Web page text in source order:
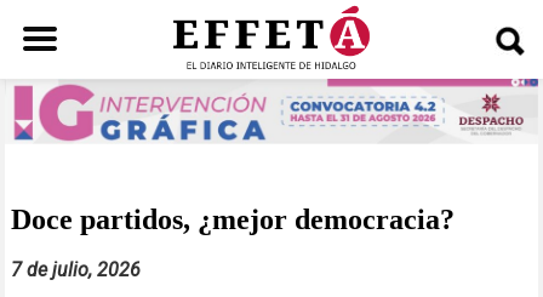
Saltar
al
contenido
Doce partidos, ¿mejor democracia?
7 de julio, 2026